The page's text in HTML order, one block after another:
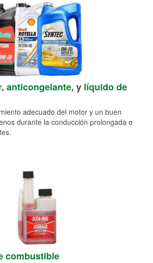
, anticongelante, y líquido de
adecuado del motor y un buen
durante la conducción prolongada o
combustible